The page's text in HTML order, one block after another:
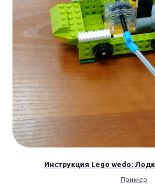
Инструкция Lego wedo:
Пример